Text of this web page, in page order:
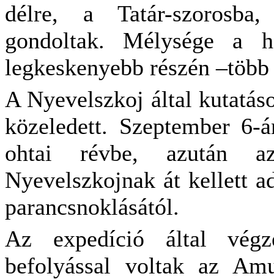
délre, a Tatár-
gondoltak. Mélysége a
legkeskenyebb részén
A Nyevelszkoj által
közeledett. Szeptember
ohtai révbe, azután
Nyevelszkojnak át kellett
parancsnoklásától.
Az expedíció által
befolyással voltak az